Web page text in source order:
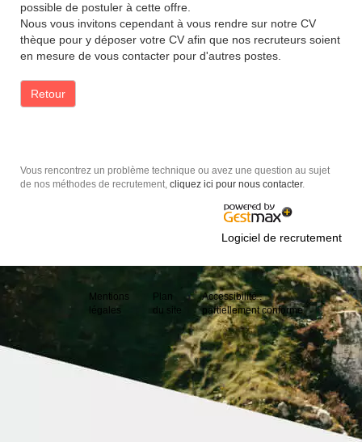
possible de postuler à cette offre.
Nous vous invitons cependant à vous rendre sur notre CV
thèque pour y déposer votre CV afin que nos recruteurs soient
en mesure de vous contacter pour d'autres postes.
Retour
Vous rencontrez un problème technique ou avez une question au sujet
de nos méthodes de recrutement, cliquez ici pour nous contacter.
Logiciel de recrutement
Mentions
légales
Plan
du site
Accessibilité :
partiellement conforme